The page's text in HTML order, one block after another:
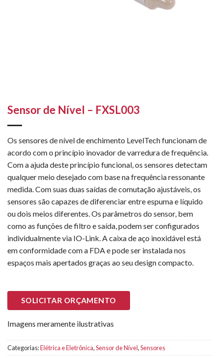
Sensor de Nível – FXSL003
Os sensores de nível de enchimento LevelTech funcionam de
acordo com o princípio inovador de varredura de frequência.
Com a ajuda deste princípio funcional, os sensores detectam
qualquer meio desejado com base na frequência ressonante
medida. Com suas duas saídas de comutação ajustáveis, os
sensores são capazes de diferenciar entre espuma e líquido
ou dois meios diferentes. Os parâmetros do sensor, bem
como as funções de filtro e saída, podem ser configurados
individualmente via IO-Link. A caixa de aço inoxidável está
em conformidade com a FDA e pode ser instalada nos
espaços mais apertados graças ao seu design compacto.
SOLICITAR ORÇAMENTO
Imagens meramente ilustrativas
Categorias:Elétrica e Eletrônica,Sensor de Nível,Sensores